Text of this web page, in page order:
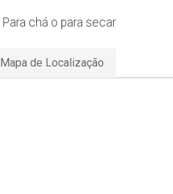
Para chá o para secar
Mapa de Localização